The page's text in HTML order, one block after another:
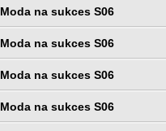
Moda na sukces S06
Moda na sukces S06
Moda na sukces S06
Moda na sukces S06